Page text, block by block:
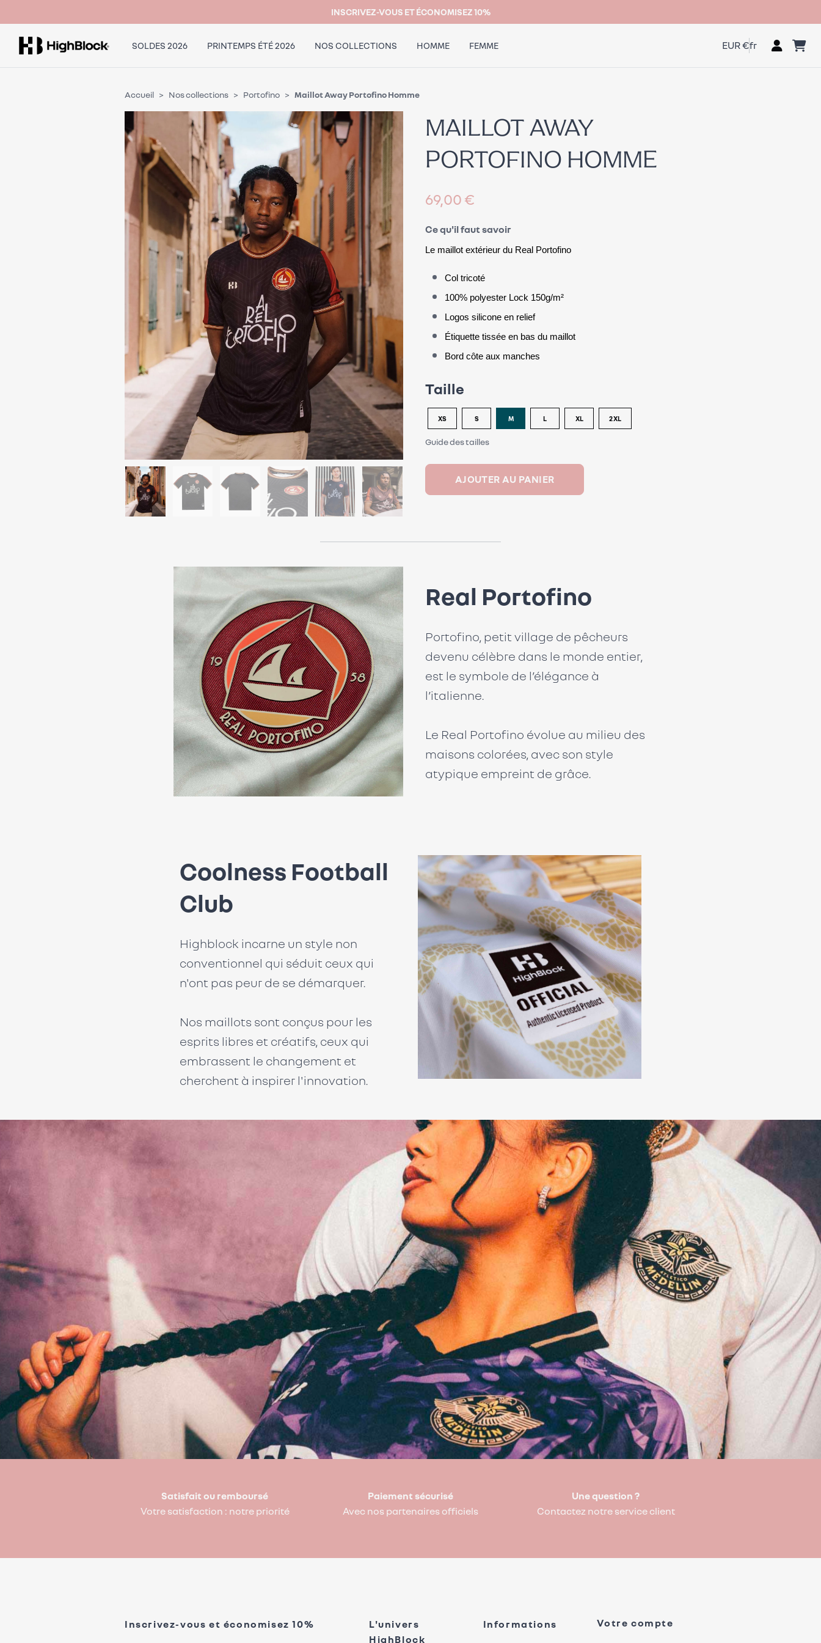
INSCRIVEZ-VOUS ET ÉCONOMISEZ 10%
SOLDES 2026 PRINTEMPS ÉTÉ 2026 NOS COLLECTIONS HOMME FEMME EUR €fr
Accueil Nos collections Portofino Maillot Away Portofino Homme
MAILLOT AWAY
PORTOFINO HOMME
69,00 €
Ce qu'il faut savoir
Le maillot extérieur du Real Portofino
Col tricoté
100% polyester Lock 150g/m²
Logos silicone en relief
Étiquette tissée en bas du maillot
Bord côte aux manches
Taille
XS S M L XL 2XL
Guide des tailles
AJOUTER AU PANIER
Real Portofino
Portofino, petit village de pêcheurs
devenu célèbre dans le monde entier,
est le symbole de l’élégance à
l’italienne.
Le Real Portofino évolue au milieu des
maisons colorées, avec son style
atypique empreint de grâce.
Coolness Football
Club
Highblock incarne un style non
conventionnel qui séduit ceux qui
n'ont pas peur de se démarquer.
Nos maillots sont conçus pour les
esprits libres et créatifs, ceux qui
embrassent le changement et
cherchent à inspirer l'innovation.
Satisfait ou remboursé
Votre satisfaction : notre priorité
Paiement sécurisé
Avec nos partenaires officiels
Une question ?
Contactez notre service client
Inscrivez-vous et économisez 10%
L'univers
HighBlock
Informations Votre compte